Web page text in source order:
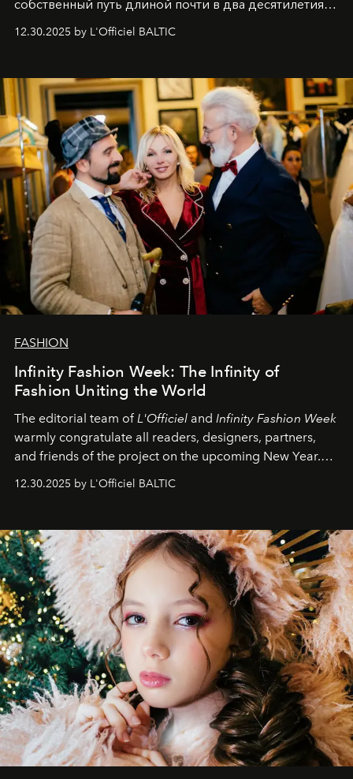
собственный путь длиной почти в два десятилетия.
души говорим спасибо каждому, кто был с нами все
самыми искренними пожеланиями и теплом, ваша
командаL’Officiel Baltic .
12.30.2025 by L'Officiel BALTIC
FASHION
Infinity Fashion Week: The Infinity of
Fashion Uniting the World
The editorial team of L'Officiel and Infinity Fashion Week
warmly congratulate all readers, designers, partners,
and friends of the project on the upcoming New Year.
achievements.
12.30.2025 by L'Officiel BALTIC